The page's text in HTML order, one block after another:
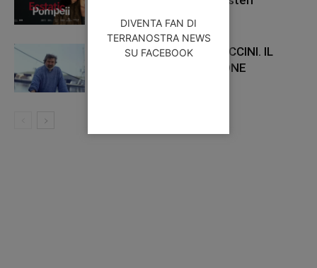
ADDIO A FRANCESCO GUCCINI. IL
MAESTRO DELLA CANZONE
DIVENTA FAN DI
TERRANOSTRA NEWS
SU FACEBOOK